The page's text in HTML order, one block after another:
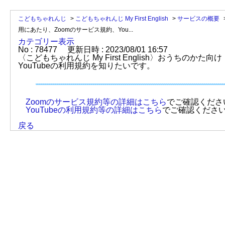
こどもちゃれんじ > こどもちゃれんじ My First English > サービスの概要
用にあたり、Zoomのサービス規約、You...
カテゴリー表示
No : 78477
更新日時 : 2023/08/01 16:57
〈こどもちゃれんじ My First English〉おうちのかた向
YouTubeの利用規約を知りたいです。
Zoomのサービス規約等の詳細はこちらでご確認くださ
YouTubeの利用規約等の詳細はこちらでご確認くださ
戻る